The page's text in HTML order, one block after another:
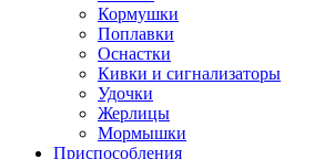
Кормушки
Поплавки
Оснастки
Кивки и сигнализаторы
Удочки
Жерлицы
Мормышки
Приспособления